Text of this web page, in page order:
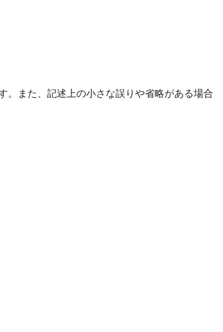
。また、記述上の小さな誤りや省略がある場合